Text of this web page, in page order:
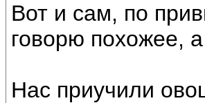
Вот и сам, по
говорю похожее,
Нас приучили